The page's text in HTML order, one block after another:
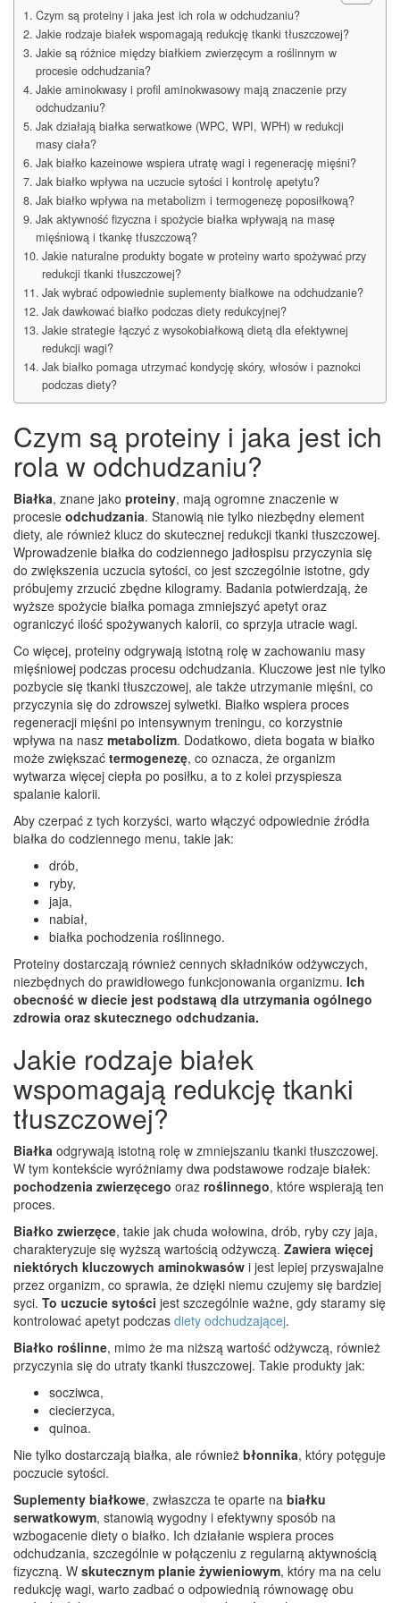
Czym są proteiny i jaka jest ich rola w odchudzaniu?
Jakie rodzaje białek wspomagają redukcję tkanki tłuszczowej?
Jakie są różnice między białkiem zwierzęcym a roślinnym w
procesie odchudzania?
Jakie aminokwasy i profil aminokwasowy mają znaczenie przy
odchudzaniu?
Jak działają białka serwatkowe (WPC, WPI, WPH) w redukcji
masy ciała?
Jak białko kazeinowe wspiera utratę wagi i regenerację mięśni?
Jak białko wpływa na uczucie sytości i kontrolę apetytu?
Jak białko wpływa na metabolizm i termogenezę poposiłkową?
Jak aktywność fizyczna i spożycie białka wpływają na masę
mięśniową i tkankę tłuszczową?
Jakie naturalne produkty bogate w proteiny warto spożywać przy
redukcji tkanki tłuszczowej?
Jak wybrać odpowiednie suplementy białkowe na odchudzanie?
Jak dawkować białko podczas diety redukcyjnej?
Jakie strategie łączyć z wysokobiałkową dietą dla efektywnej
redukcji wagi?
Jak białko pomaga utrzymać kondycję skóry, włosów i paznokci
podczas diety?
Czym są proteiny i jaka jest ich
rola w odchudzaniu?
Białka, znane jako proteiny, mają ogromne znaczenie w
procesie odchudzania. Stanowią nie tylko niezbędny element
diety, ale również klucz do skutecznej redukcji tkanki tłuszczowej.
Wprowadzenie białka do codziennego jadłospisu przyczynia się
do zwiększenia uczucia sytości, co jest szczególnie istotne, gdy
próbujemy zrzucić zbędne kilogramy. Badania potwierdzają, że
wyższe spożycie białka pomaga zmniejszyć apetyt oraz
ograniczyć ilość spożywanych kalorii, co sprzyja utracie wagi.
Co więcej, proteiny odgrywają istotną rolę w zachowaniu masy
mięśniowej podczas procesu odchudzania. Kluczowe jest nie tylko
pozbycie się tkanki tłuszczowej, ale także utrzymanie mięśni, co
przyczynia się do zdrowszej sylwetki. Białko wspiera proces
regeneracji mięśni po intensywnym treningu, co korzystnie
wpływa na nasz metabolizm. Dodatkowo, dieta bogata w białko
może zwiększać termogenezę, co oznacza, że organizm
wytwarza więcej ciepła po posiłku, a to z kolei przyspiesza
spalanie kalorii.
Aby czerpać z tych korzyści, warto włączyć odpowiednie źródła
białka do codziennego menu, takie jak:
drób,
ryby,
jaja,
nabiał,
białka pochodzenia roślinnego.
Proteiny dostarczają również cennych składników odżywczych,
niezbędnych do prawidłowego funkcjonowania organizmu. Ich
obecność w diecie jest podstawą dla utrzymania ogólnego
zdrowia oraz skutecznego odchudzania.
Jakie rodzaje białek
wspomagają redukcję tkanki
tłuszczowej?
Białka odgrywają istotną rolę w zmniejszaniu tkanki tłuszczowej.
W tym kontekście wyróżniamy dwa podstawowe rodzaje białek:
pochodzenia zwierzęcego oraz roślinnego, które wspierają ten
proces.
Białko zwierzęce, takie jak chuda wołowina, drób, ryby czy jaja,
charakteryzuje się wyższą wartością odżywczą. Zawiera więcej
niektórych kluczowych aminokwasów i jest lepiej przyswajalne
przez organizm, co sprawia, że dzięki niemu czujemy się bardziej
syci. To uczucie sytości jest szczególnie ważne, gdy staramy się
kontrolować apetyt podczas diety odchudzającej.
Białko roślinne, mimo że ma niższą wartość odżywczą, również
przyczynia się do utraty tkanki tłuszczowej. Takie produkty jak:
socziwca,
ciecierzyca,
quinoa.
Nie tylko dostarczają białka, ale również błonnika, który potęguje
poczucie sytości.
Suplementy białkowe, zwłaszcza te oparte na białku
serwatkowym, stanowią wygodny i efektywny sposób na
wzbogacenie diety o białko. Ich działanie wspiera proces
odchudzania, szczególnie w połączeniu z regularną aktywnością
fizyczną. W skutecznym planie żywieniowym, który ma na celu
redukcję wagi, warto zadbać o odpowiednią równowagę obu